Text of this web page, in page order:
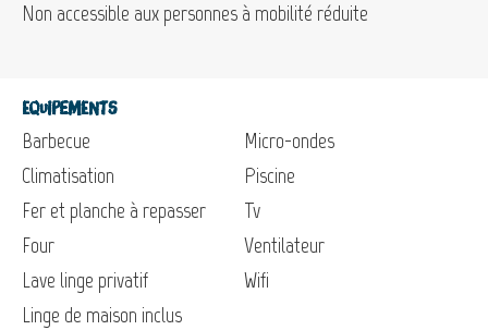
Non accessible aux personnes à mobilité réduite
Equipements
Barbecue
Climatisation
Fer et planche à repasser
Four
Lave linge privatif
Linge de maison inclus
Micro-ondes
Piscine
Tv
Ventilateur
Wifi